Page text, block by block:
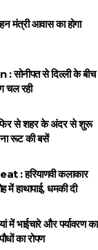
आवास का होगा
से दिल्ली के बीच
चल रही
से शहर के अंदर से शुरू
रूट की बसें
हरियाणवी कलाकार
में हाथापाई, धमकी दी
भाईचारे और पर्यावरण का
का रोपण